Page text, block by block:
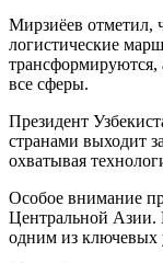
Мирзиёев отметил,
логистические
трансформируются,
все сферы.
Президент
странами выходит
охватывая
Особое внимание
Центральной Азии.
одним из ключевых